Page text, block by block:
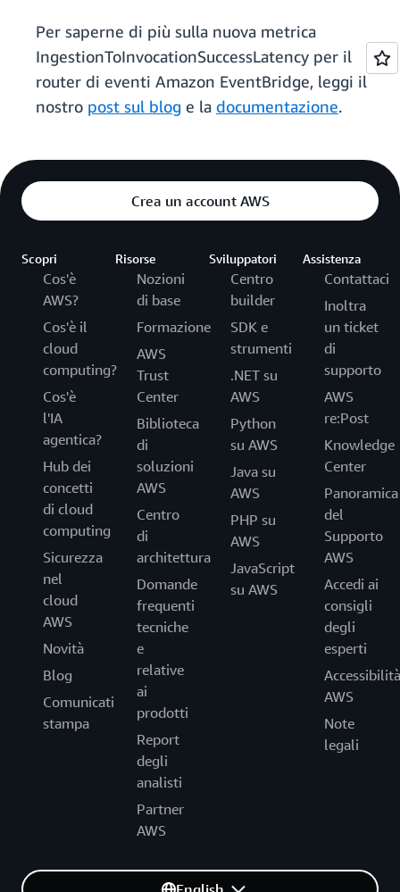
Per saperne di più sulla nuova metrica
IngestionToInvocationSuccessLatency per il
router di eventi Amazon EventBridge, leggi il
nostro post sul blog e la documentazione.
Crea un account AWS
Scopri
Cos'è
AWS?
Cos'è il
cloud
computing?
Cos'è
l'IA
agentica?
Hub dei
concetti
di cloud
computing
Sicurezza
nel
cloud
AWS
Novità
Blog
Comunicati
stampa
Risorse
Nozioni
di base
Formazione
AWS
Trust
Center
Biblioteca
di
soluzioni
AWS
Centro
di
architettura
Domande
frequenti
tecniche
e
relative
ai
prodotti
Report
degli
analisti
Partner
AWS
Sviluppatori
Centro
builder
SDK e
strumenti
.NET su
AWS
Python
su AWS
Java su
AWS
PHP su
AWS
JavaScript
su AWS
Assistenza
Contattaci
Inoltra
un ticket
di
supporto
AWS
re:Post
Knowledge
Center
Panoramica
del
Supporto
AWS
Accedi ai
consigli
degli
esperti
Accessibilità
AWS
Note
legali